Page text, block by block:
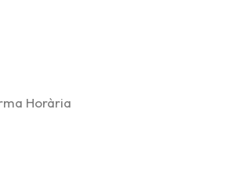
Horària